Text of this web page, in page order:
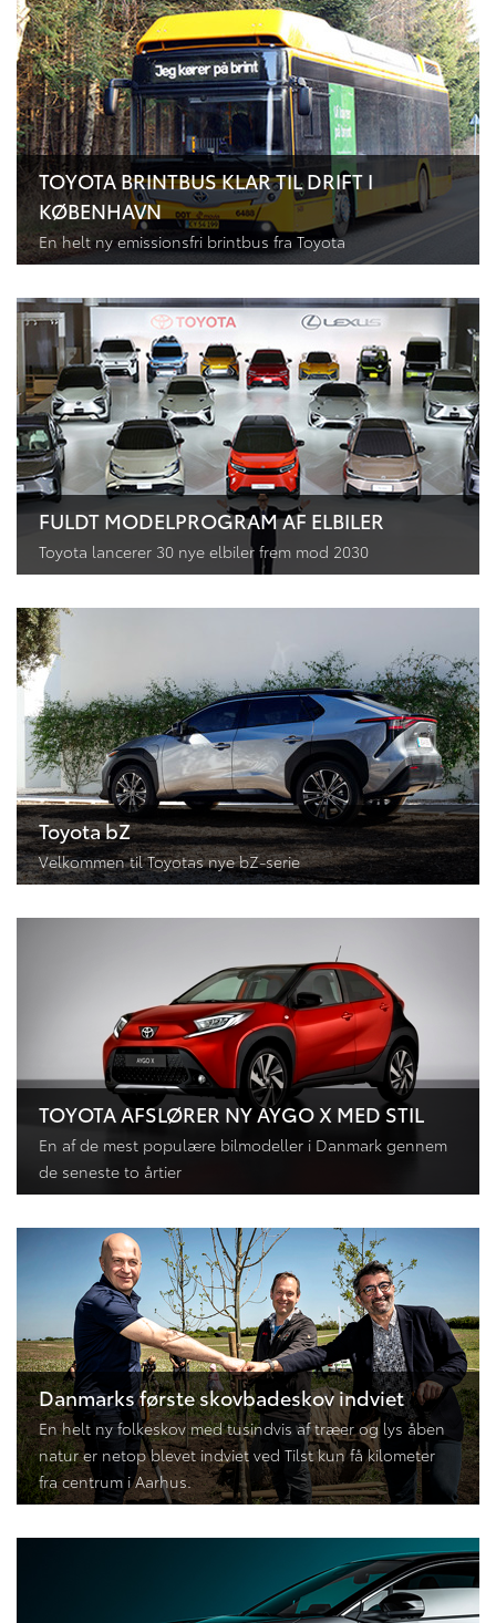
TOYOTA BRINTBUS KLAR TIL DRIFT I
KØBENHAVN
En helt ny emissionsfri brintbus fra Toyota
FULDT MODELPROGRAM AF ELBILER
Toyota lancerer 30 nye elbiler frem mod 2030
Toyota bZ
Velkommen til Toyotas nye bZ-serie
TOYOTA AFSLØRER NY AYGO X MED STIL
En af de mest populære bilmodeller i Danmark gennem
de seneste to årtier
Danmarks første skovbadeskov indviet
En helt ny folkeskov med tusindvis af træer og lys åben
natur er netop blevet indviet ved Tilst kun få kilometer
fra centrum i Aarhus.